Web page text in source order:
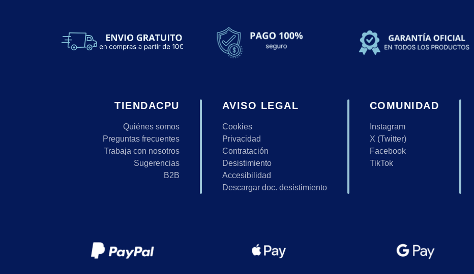
TIENDACPU
Quiénes somos
Preguntas frecuentes
Trabaja con nosotros
Sugerencias
B2B
AVISO LEGAL
Cookies
Privacidad
Contratación
Desistimiento
Accesibilidad
Descargar doc. desistimiento
COMUNIDAD
Instagram
X (Twitter)
Facebook
TikTok